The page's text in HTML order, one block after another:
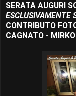
SERATA AUGURI
ESCLUSIVAMENTE
CONTRIBUTO
CAGNATO - MIRKO